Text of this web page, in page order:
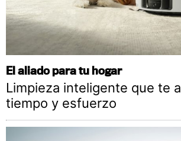
El aliado para tu hogar
Limpieza inteligente que te
tiempo y esfuerzo